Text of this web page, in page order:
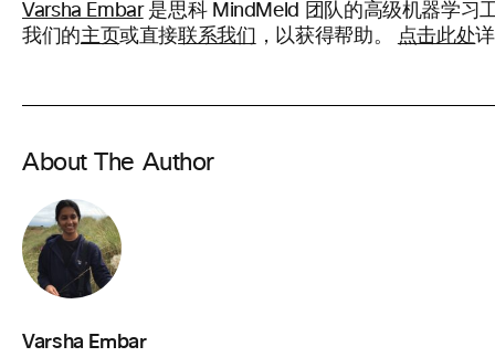
Varsha Embar是思科 MindMeld 团队的高级机器学习
我们的主页或直接联系我们 ，以获得帮助。 点击此处
About The Author
Varsha Embar